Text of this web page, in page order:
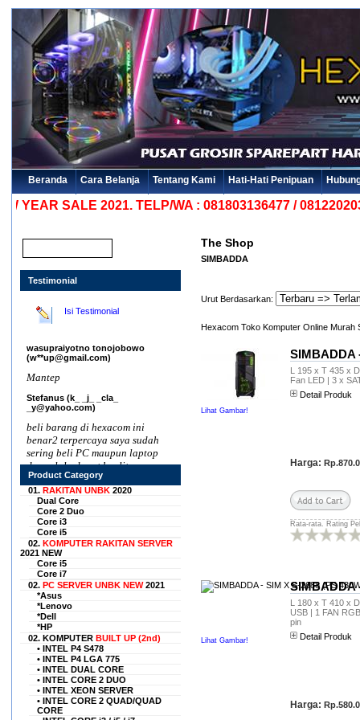
Beranda Cara Belanja Tentang Kami Hati-Hati Penipuan
SALE 2021. TELP/WA : 081803136477 / 081220203030
Testimonial
Isi Testimonial
wasupraiyotno tonojobowo
(w**up@gmail.com)
Mantep
Stefanus (k_ _j_ _cla_
_y@yahoo.com)
beli barang di hexacom ini
benar2 terpercaya saya sudah
sering beli PC maupun laptop
dan selalu dapat kualitas
bagus dengan harga
terjangkau, rekomended seller
nih
H. L. Saprihadi
(sap____xx___@gmail.com)
Situs ini sangat tepercaya.
Semula sy agak meragukan
situs ini, karena tidak mau
menggunakan pihak ke tiga.
Tetapi sy coba membeli untuk
pertama kali, ternyata barang
sy sampai dengan cepat dan
memuaskan. Sekarang sy
selalu belanja disini barang2
elektronik , seperti laptop,
laptop, komputer pc,dll.
Karena harganya yang murah
tapi sangat berkualitas......
Product Category
01. RAKITAN UNBK 2020
Dual Core
Core 2 Duo
Core i3
Core i5
02. KOMPUTER RAKITAN SERVER
2021 NEW
Core i5
Core i7
02. PC SERVER UNBK NEW2021
*Asus
*Lenovo
*Dell
*HP
02. KOMPUTER BUILT UP (2nd)
• INTEL P4 S478
• INTEL P4 LGA 775
• INTEL DUAL CORE
• INTEL CORE 2 DUO
• INTEL XEON SERVER
• INTEL CORE 2 QUAD/QUAD
CORE
The Shop
SIMBADDA
Urut Berdasarkan:
Hexacom Toko Komputer Online Murah
Lihat Gambar!
SIMBADDA
L 195 x T 435 x
Fan LED | 3 x
Detail Produk
Harga:
Rata-rata. Rating
Lihat Gambar!
SIMBADDA
L 180 x T 410 x
USB | 1 FAN
pin
Detail Produk
Harga: